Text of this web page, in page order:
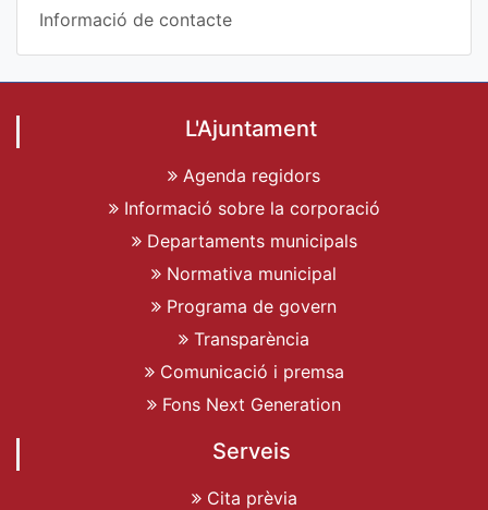
Informació de contacte
L'Ajuntament
Agenda regidors
Informació sobre la corporació
Departaments municipals
Normativa municipal
Programa de govern
Transparència
Comunicació i premsa
Fons Next Generation
Serveis
Cita prèvia